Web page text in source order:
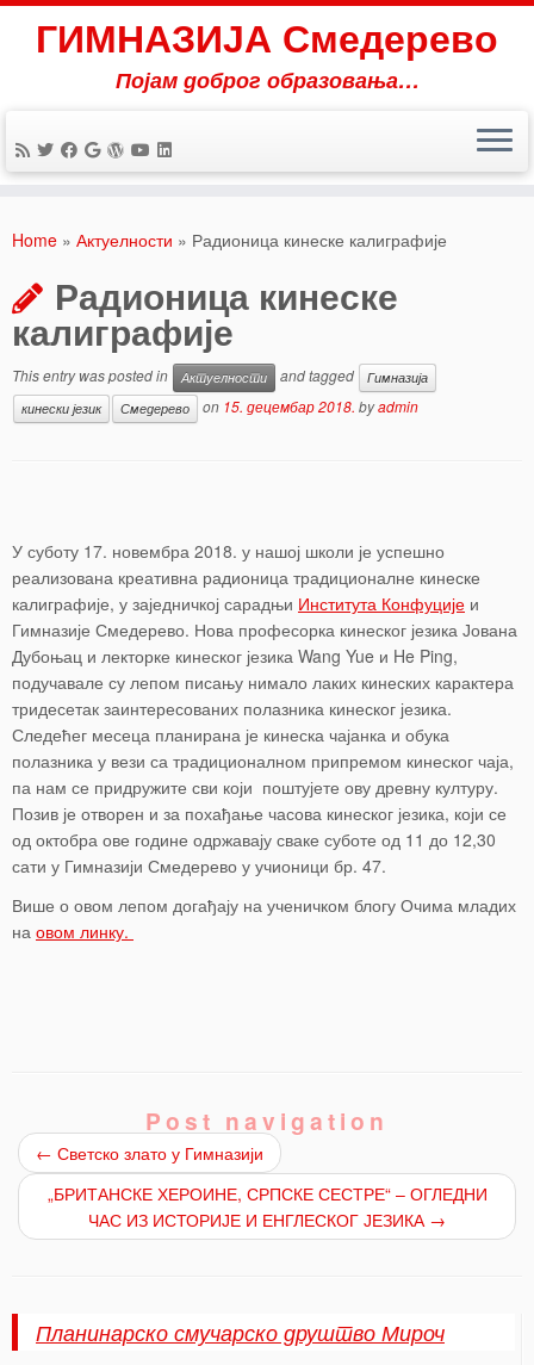
ГИМНАЗИЈА Смедерево
Појам доброг образовања…
Home » Актуелности » Радионица кинеске калиграфије
Радионица кинеске
калиграфије
This entry was posted in Актуелности and tagged
Гимназија
кинески језик
Смедерево on 15. децембар 2018. byadmin
У суботу 17. новембра 2018. у нашој школи је успешно
реализована креативна радионица традиционалне кинеске
калиграфије, у заједничкој сарадњи Института Конфуције и
Гимназије Смедерево. Нова професорка кинеског језика Јована
Дубоњац и лекторке кинеског језика Wang Yue и He Ping,
подучавале су лепом писању нимало лаких кинеских карактера
тридесетак заинтересованих полазника кинеског језика.
Следећег месеца планирана је кинеска чајанка и обука
полазника у вези са традиционалном припремом кинеског чаја,
па нам се придружите сви који поштујете ову древну културу.
Позив је отворен и за похађање часова кинеског језика, који се
од октобра ове године одржавају сваке суботе од 11 до 12,30
сати у Гимназији Смедерево у учионици бр. 47.
Више о овом лепом догађају на ученичком блогу Очима младих
на овом линку.
Post navigation
← Светско злато у Гимназији
„БРИТАНСКЕ ХЕРОИНЕ, СРПСКЕ СЕСТРЕ“ – ОГЛЕДНИ
ЧАС ИЗ ИСТОРИЈЕ И ЕНГЛЕСКОГ ЈЕЗИКА →
Планинарско смучарско друштво Мироч